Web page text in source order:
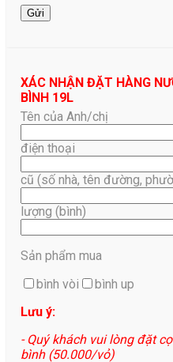
XÁC NHẬN ĐẶT HÀNG
BÌNH 19L
Tên của Anh/chị
điện thoại
cũ (số nhà, tên đường,
lượng (bình)
Sản phẩm mua
bình vòi
bình up
Lưu ý:
- Quý khách vui lòng đặt
bình (50.000/vỏ)